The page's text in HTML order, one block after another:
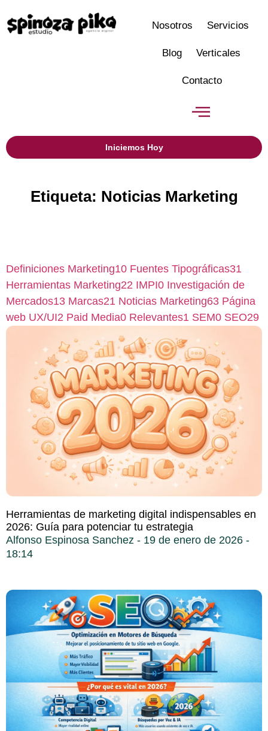
Nosotros Servicios
Blog Verticales
Contacto
Iniciemos Hoy
Etiqueta: Noticias Marketing
Definiciones Marketing10 Fuentes Tipográficas31
Herramientas Marketing22 IMPI0 Investigación de
Mercados13 Marcas21 Noticias Marketing63 Página
web UX/UI2 Paid Media0 Relevantes1 SEM0 SEO29
Herramientas de marketing digital indispensables en
2026: Guía para potenciar tu estrategia
Alfonso Espinosa Sanchez
19 de enero de 2026
18:14